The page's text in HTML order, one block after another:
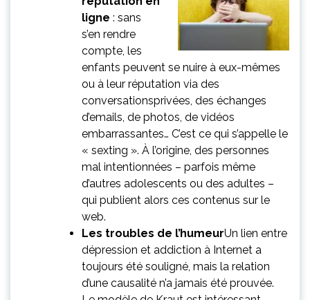
ligne : sans
s’en rendre
compte, les
enfants peuvent se nuire à eux-mêmes
ou à leur réputation via des
conversationsprivées, des échanges
d’emails, de photos, de vidéos
embarrassantes… C’est ce qui s’appelle le
« sexting ». À l’origine, des personnes
mal intentionnées – parfois même
d’autres adolescents ou des adultes –
qui publient alors ces contenus sur le
web.
Les troubles de l’humeurUn lien entre
dépression et addiction à Internet a
toujours été souligné, mais la relation
d’une causalité n’a jamais été prouvée.